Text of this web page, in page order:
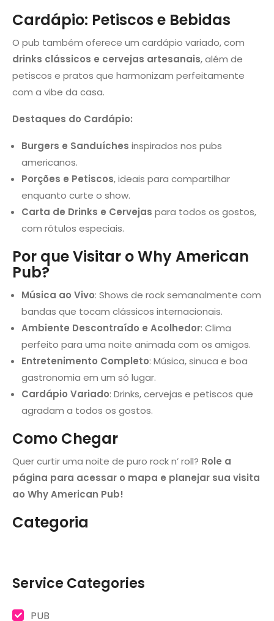
Cardápio: Petiscos e Bebidas
O pub também oferece um cardápio variado, com
drinks clássicos e cervejas artesanais, além de
petiscos e pratos que harmonizam perfeitamente
com a vibe da casa.
Destaques do Cardápio:
Burgers e Sanduíches inspirados nos pubs
americanos.
Porções e Petiscos, ideais para compartilhar
enquanto curte o show.
Carta de Drinks e Cervejas para todos os gostos,
com rótulos especiais.
Por que Visitar o Why American
Pub?
Música ao Vivo: Shows de rock semanalmente com
bandas que tocam clássicos internacionais.
Ambiente Descontraído e Acolhedor: Clima
perfeito para uma noite animada com os amigos.
Entretenimento Completo: Música, sinuca e boa
gastronomia em um só lugar.
Cardápio Variado: Drinks, cervejas e petiscos que
agradam a todos os gostos.
Como Chegar
Quer curtir uma noite de puro rock n’ roll? Role a
página para acessar o mapa e planejar sua visita
ao Why American Pub!
Categoria
Service Categories
PUB